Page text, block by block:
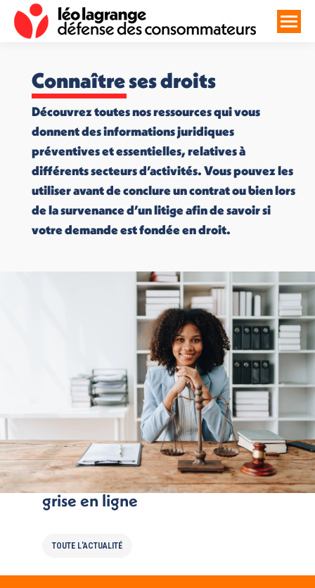
Connaître ses droits
Découvrez toutes nos ressources qui vous
donnent des informations juridiques
préventives et essentielles, relatives à
différents secteurs d’activités. Vous pouvez les
utiliser avant de conclure un contrat ou bien lors
de la survenance d’un litige afin de savoir si
votre demande est fondée en droit.
Bugs à répétition pour la carte
grise en ligne
TOUTE L'ACTUALITÉ